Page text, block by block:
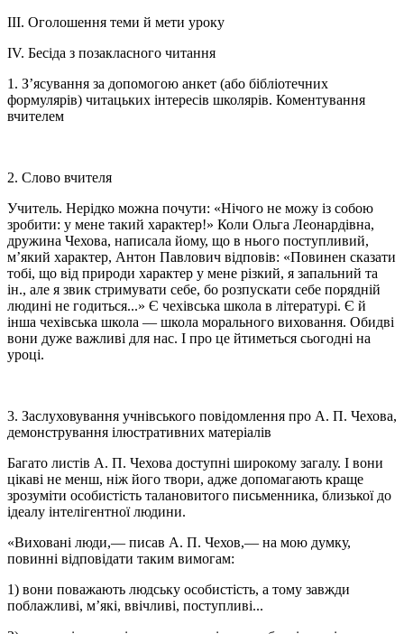
ІІІ. Оголошення теми й мети уроку
IV. Бесіда з позакласного читання
1. З’ясування за допомогою анкет (або бібліотечних
формулярів) читацьких інтересів школярів. Коментування
вчителем
2. Слово вчителя
Учитель. Нерідко можна почути: «Нічого не можу із собою
зробити: у мене такий характер!» Коли Ольга Леонардівна,
дружина Чехова, написала йому, що в нього поступливий,
м’який характер, Антон Павлович відповів: «Повинен сказати
тобі, що від природи характер у мене різкий, я запальний та
ін., але я звик стримувати себе, бо розпускати себе порядній
людині не годиться...» Є чехівська школа в літературі. Є й
інша чехівська школа — школа морального виховання. Обидві
вони дуже важливі для нас. І про це йтиметься сьогодні на
уроці.
3. Заслуховування учнівського повідомлення про А. П. Чехова,
демонстрування ілюстративних матеріалів
Багато листів А. П. Чехова доступні широкому загалу. І вони
цікаві не менш, ніж його твори, адже допомагають краще
зрозуміти особистість талановитого письменника, близької до
ідеалу інтелігентної людини.
«Виховані люди,— писав А. П. Чехов,— на мою думку,
повинні відповідати таким вимогам:
1) вони поважають людську особистість, а тому завжди
поблажливі, м’які, ввічливі, поступливі...